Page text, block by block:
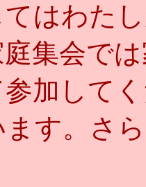
はわた
集会で
参加して
ます。さ